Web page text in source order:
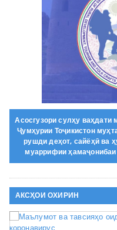
Асосгузори сулҳу
Ҷумҳурии Тоҷикистон
рушди деҳот, сайёҳӣ ва
муаррифии
АКСҲОИ ОХИРИН